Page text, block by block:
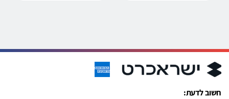
חשוב לדעת: